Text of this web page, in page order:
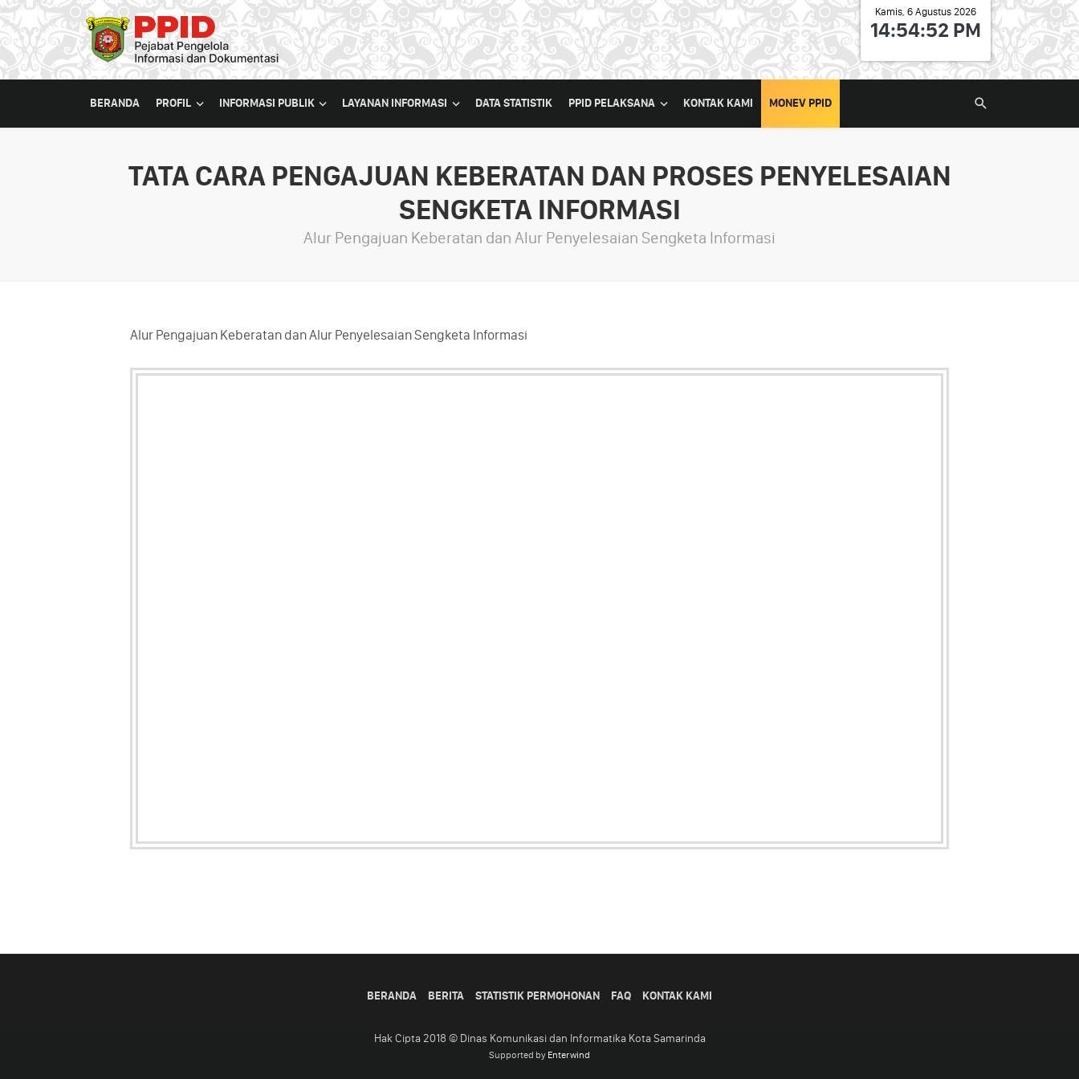
Kamis, 6 Agustus 2026
14:54:52 PM
BERANDA PROFIL INFORMASI PUBLIK LAYANAN INFORMASI DATA STATISTIK PPID PELAKSANA KONTAK KAMI MONEV PPID
TATA CARA PENGAJUAN KEBERATAN DAN PROSES PENYELESAIAN
SENGKETA INFORMASI
Alur Pengajuan Keberatan dan Alur Penyelesaian Sengketa Informasi
Alur Pengajuan Keberatan dan Alur Penyelesaian Sengketa Informasi
BERANDA BERITA STATISTIK PERMOHONAN FAQ KONTAK KAMI
Hak Cipta 2018 © Dinas Komunikasi dan Informatika Kota Samarinda
Supported by Enterwind